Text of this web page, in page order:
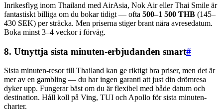
Inrikesflyg inom Thailand med AirAsia, Nok Air eller Thai Smile är
fantastiskt billiga om du bokar tidigt — ofta 500–1 500 THB (145–
430 SEK) per sträcka. Men priserna stiger brant nära avresedatum.
Boka minst 3–4 veckor i förväg.
8. Utnyttja sista minuten-erbjudanden smart#
Sista minuten-resor till Thailand kan ge riktigt bra priser, men det är
mer av en gambling — du har ingen garanti att just din drömresa
dyker upp. Fungerar bäst om du är flexibel med både datum och
destination. Håll koll på Ving, TUI och Apollo för sista minuten-
charter.